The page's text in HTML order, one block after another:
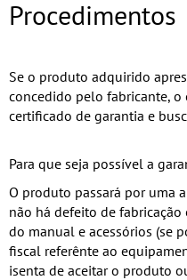
Procedimentos
Se o produto adquirido
concedido pelo fabricante,
certificado de garantia e
Para que seja possível a
O produto passará por uma
não há defeito de
do manual e acessórios (se
fiscal referênte ao
isenta de aceitar o produto